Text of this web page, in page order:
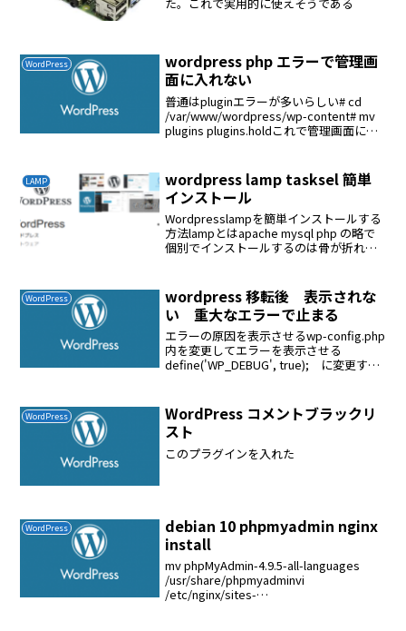
WordPress
wordpress php エラーで管理画
面に入れない
普通はpluginエラーが多いらしい# cd
/var/www/wordpress/wp-content# mv
plugins plugins.holdこれで管理画面に入
LAMP
wordpress lamp tasksel 簡単
インストール
Wordpresslampを簡単インストールする
方法lampとはapache mysql php の略で
個別でインストールするのは骨が折れる
WordPress
wordpress 移転後 表示されな
い 重大なエラーで止まる
エラーの原因を表示させるwp-config.php
内を変更してエラーを表示させる
define('WP_DEBUG', true); に変更す
WordPress
WordPress コメントブラックリ
スト
このプラグインを入れた
WordPress
debian 10 phpmyadmin nginx
install
mv phpMyAdmin-4.9.5-all-languages
/usr/share/phpmyadminvi
/etc/nginx/sites-